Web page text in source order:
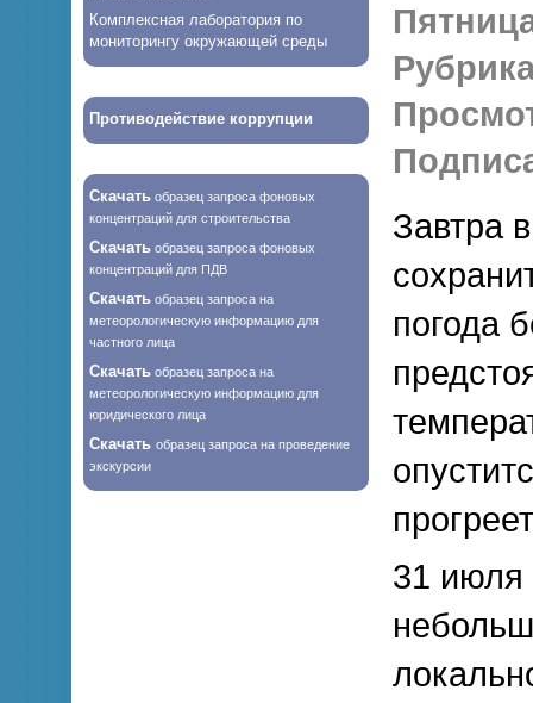
Комплексная лаборатория по
мониторингу окружающей среды
Противодействие коррупции
Скачать образец запроса фоновых
концентраций для строительства
Скачать образец запроса фоновых
концентраций для ПДВ
Скачать образец запроса на
метеорологическую информацию для
частного лица
Скачать образец запроса на
метеорологическую информацию для
юридического лица
Скачать образец запроса на проведение
экскурсии
Завтра
погода
31 июля